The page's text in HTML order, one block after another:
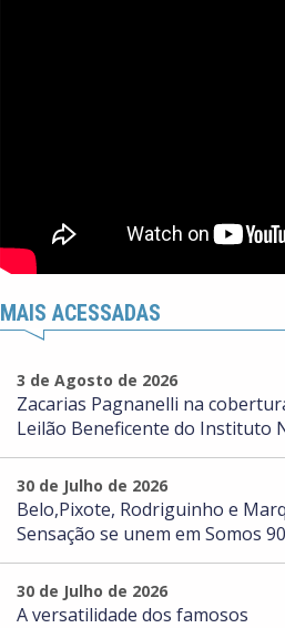
MAIS ACESSADAS
3 de Agosto de 2026
Zacarias Pagnanelli na
Leilão Beneficente do Instituto
30 de Julho de 2026
Belo,Pixote, Rodriguinho e
Sensação se unem em Somos 90
30 de Julho de 2026
A versatilidade dos famosos